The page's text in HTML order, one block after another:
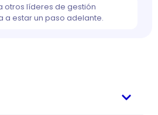
otros líderes de gestión
a estar un paso adelante.